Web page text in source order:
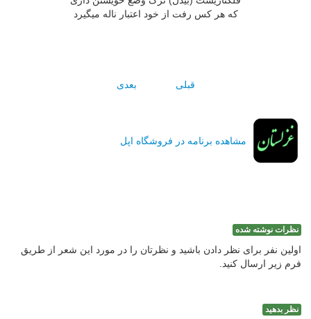
که هر کس رفت از خود اعتبار ناله ميگيرد
قبلی بعدی
مشاهده برنامه در فروشگاه اپل
نظرات نوشته شده
اولین نفر برای نظر دادن باشید و نظرتان را در مورد این شعر از طریق
فرم زیر ارسال کنید.
نظر بدهید